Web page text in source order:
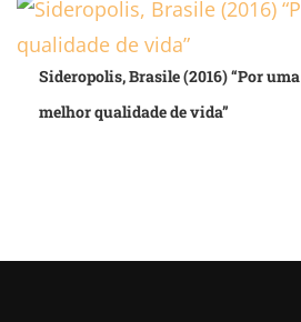
Sideropolis, Brasile (2016) “Por uma
melhor qualidade de vida”